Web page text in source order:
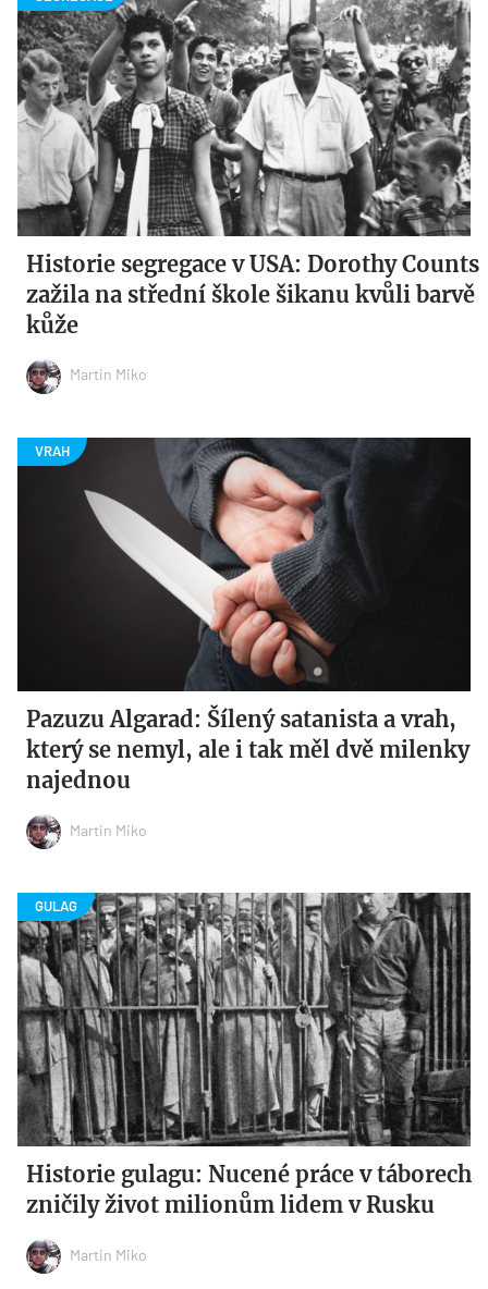
Historie segregace v USA: Dorothy Counts
zažila na střední škole šikanu kvůli barvě
kůže
Martin Miko
Pazuzu Algarad: Šílený satanista a vrah,
který se nemyl, ale i tak měl dvě milenky
najednou
Martin Miko
Historie gulagu: Nucené práce v táborech
zničily život milionům lidem v Rusku
Martin Miko